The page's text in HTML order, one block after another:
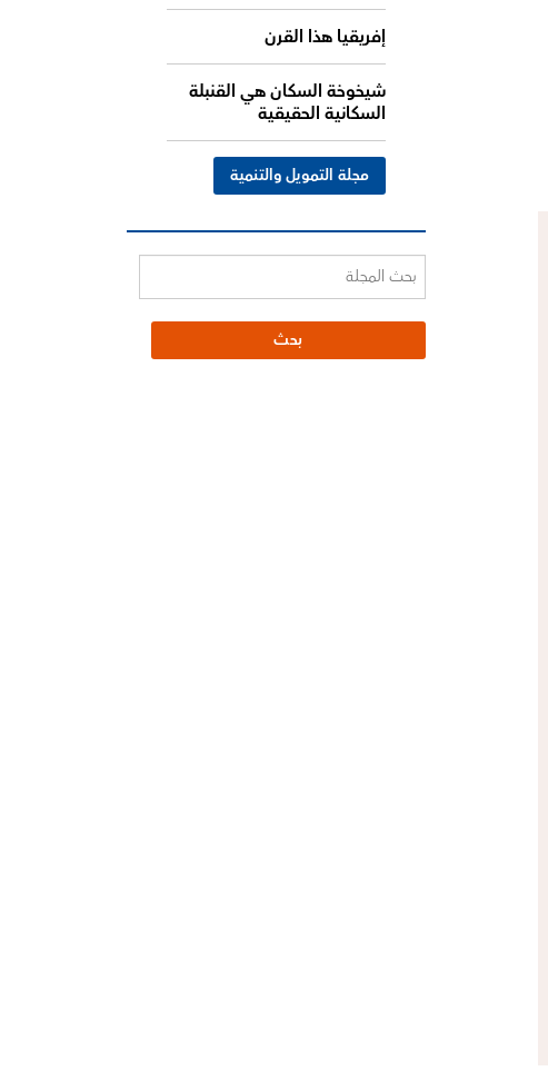
إفريقيا هذا القرن
شيخوخة السكان هي القنبلة
السكانية الحقيقية
مجلة التمويل والتنمية